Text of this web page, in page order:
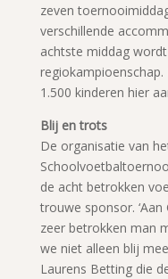
zeven
verschillende
achtste middag
1.500 kinderen hier
Blij en trots
De organisatie van
de acht betrokken
trouwe sponsor.
zeer betrokken man
we niet alleen blij
Laurens Betting die